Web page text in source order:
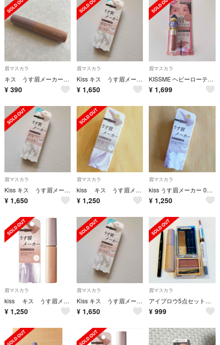
眉マスカラ
キス うす眉メーカー 03
¥ 390
眉マスカラ
Kiss キス うす眉メーカー X99 スノウベージュ 限定
¥ 1,650
眉マスカラ
KISSME ヘビーローテーション 53 ピンクミュート限定
¥ 1,699
眉マスカラ
Kiss キス うす眉メーカー X99 スノウベージュ 限定
¥ 1,650
眉マスカラ
kiss キス うす眉メーカー 02 アッシュベージュ
¥ 1,250
眉マスカラ
kiss うす眉メーカー 03 ミュートベージュ
¥ 1,250
眉マスカラ
kiss キス うす眉メーカー 01 ピンクベージュ
¥ 1,250
眉マスカラ
Kiss キス うす眉メーカー X99 スノウベージュ 限定
¥ 1,650
眉マスカラ
アイブロウ5点セット KATE Kiss SWEETS SWEETS 他
¥ 999